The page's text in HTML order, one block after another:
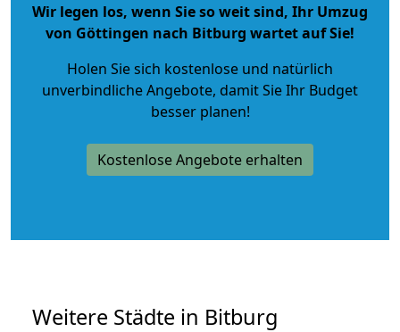
Wir legen los, wenn Sie so weit sind, Ihr Umzug
von Göttingen nach Bitburg wartet auf Sie!
Holen Sie sich kostenlose und natürlich
unverbindliche Angebote, damit Sie Ihr Budget
besser planen!
Kostenlose Angebote erhalten
Weitere Städte in Bitburg